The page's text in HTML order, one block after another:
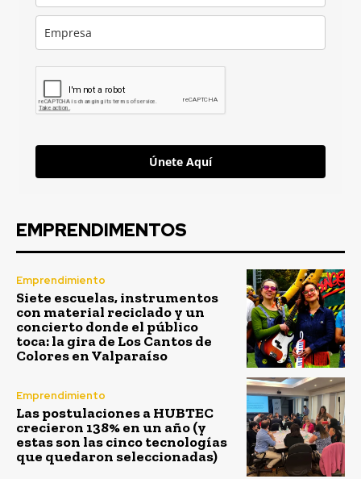
Únete Aquí
EMPRENDIMENTOS
Emprendimiento
Siete escuelas, instrumentos
con material reciclado y un
concierto donde el público
toca: la gira de Los Cantos de
Colores en Valparaíso
Emprendimiento
Las postulaciones a HUBTEC
crecieron 138% en un año (y
estas son las cinco tecnologías
que quedaron seleccionadas)